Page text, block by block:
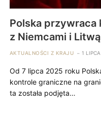
Polska przywraca
z Niemcami i
AKTUALNOŚCI Z KRAJU 1
Od 7 lipca 2025 roku
kontrole graniczne na
ta została podjęta…